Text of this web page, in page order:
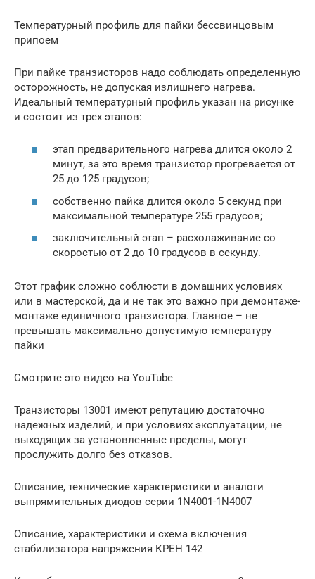
Температурный профиль для пайки бессвинцовым
припоем
При пайке транзисторов надо соблюдать определенную
осторожность, не допуская излишнего нагрева.
Идеальный температурный профиль указан на рисунке
и состоит из трех этапов:
этап предварительного нагрева длится около 2
минут, за это время транзистор прогревается от
25 до 125 градусов;
собственно пайка длится около 5 секунд при
максимальной температуре 255 градусов;
заключительный этап – расхолаживание со
скоростью от 2 до 10 градусов в секунду.
Этот график сложно соблюсти в домашних условиях
или в мастерской, да и не так это важно при демонтаже-
монтаже единичного транзистора. Главное – не
превышать максимально допустимую температуру
пайки
Смотрите это видео на YouTube
Транзисторы 13001 имеют репутацию достаточно
надежных изделий, и при условиях эксплуатации, не
выходящих за установленные пределы, могут
прослужить долго без отказов.
Описание, технические характеристики и аналоги
выпрямительных диодов серии 1N4001-1N4007
Описание, характеристики и схема включения
стабилизатора напряжения КРЕН 142